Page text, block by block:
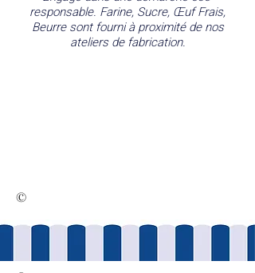
responsable. Farine, Sucre, Œuf Frais,
Beurre sont fourni à proximité de nos
ateliers de fabrication.
©